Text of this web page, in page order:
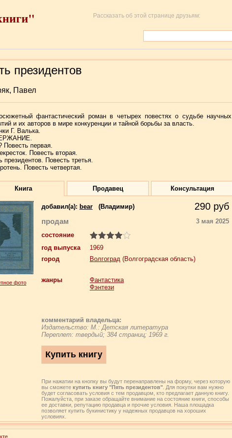
Рассказать об этой странице друзьям:
президентов
Павел
фантастический роман в четырех повестях о судьбе научных
и их авторов в мире конкуренции и тайной борьбы за власть.
Г. Валька.
Повесть первая.
Повесть вторая.
президентов. Повесть третья.
Повесть четвертая.
Книга Продавец Консультация
фото
добавил(a): bear (Владимир) 290 руб
продам
3 мая 2025
состояние
год выпуска
1969
город
Волгоград (Волгоградская область)
жанры
Фантастика
Фэнтези
комментарий владельца:
Издательство: М.: Детская литература
Переплет: твердый; 384 страниц; 1969 г.
При нажатии на кнопку вы будут перенаправлены на форму, через которую
вы сможете купить книгу "Пять президентов" . Для покупки вам нужно
будет согласовать условия с тем продавцом, кто предлагает данную книгу.
Пожалуйста, при заказе обращайте внимание на состояние книги, способы
ее доставки, репутацию продавца и прочие условия. Наша площадка
позволяет купить букинистику у надежных продавцов на хороших
условиях.